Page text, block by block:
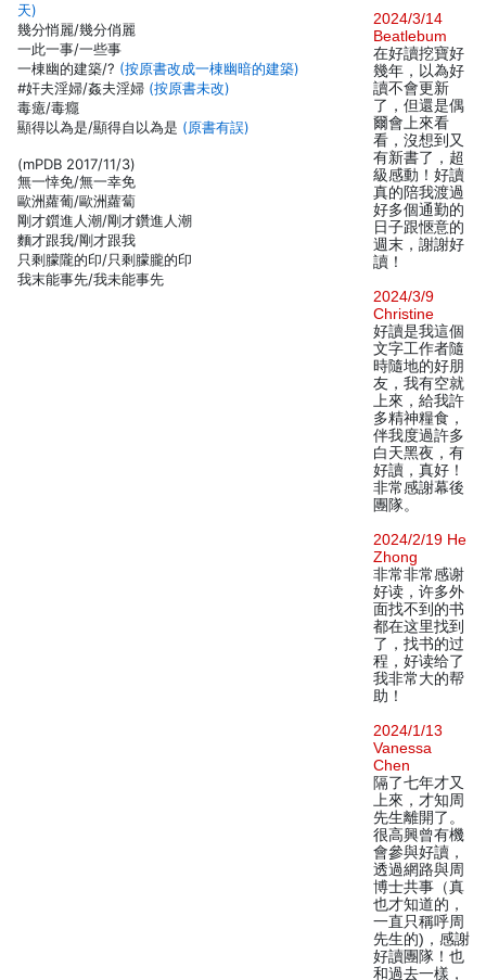
天)
幾分悄麗/幾分俏麗
一此一事/一些事
一棟幽的建築/? (按原書改成一棟幽暗的建築)
#奸夫淫婦/姦夫淫婦 (按原書未改)
毒癔/毒癮
顯得以為是/顯得自以為是 (原書有誤)
(mPDB 2017/11/3)
無一悻免/無一幸免
歐洲蘿葡/歐洲蘿蔔
剛才鑕進人潮/剛才鑽進人潮
麵才跟我/剛才跟我
只剩朦隴的印/只剩朦朧的印
我末能事先/我未能事先
2024/3/14
Beatlebum
在好讀挖寶好
幾年，以為好
讀不會更新
了，但還是偶
爾會上來看
看，沒想到又
有新書了，超
級感動！好讀
真的陪我渡過
好多個通勤的
日子跟愜意的
週末，謝謝好
讀！
2024/3/9
Christine
好讀是我這個
文字工作者隨
時隨地的好朋
友，我有空就
上來，給我許
多精神糧食，
伴我度過許多
白天黑夜，有
好讀，真好！
非常感謝幕後
團隊。
2024/2/19 He
Zhong
非常非常感谢
好读，许多外
面找不到的书
都在这里找到
了，找书的过
程，好读给了
我非常大的帮
助！
2024/1/13
Vanessa
Chen
隔了七年才又
上來，才知周
先生離開了。
很高興曾有機
會參與好讀，
透過網路與周
博士共事（真
也才知道的，
一直只稱呼周
先生的)，感謝
好讀團隊！也
和過去一樣，